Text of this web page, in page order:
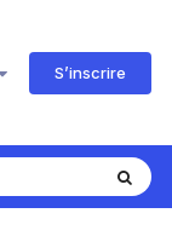
S’inscrire